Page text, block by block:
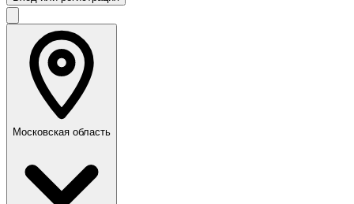
Московская область